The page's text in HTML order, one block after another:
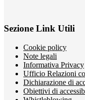
Sezione Link Utili
Cookie policy
Note legali
Informativa Privacy
Ufficio Relazioni
Dichiarazione di
Obiettivi di